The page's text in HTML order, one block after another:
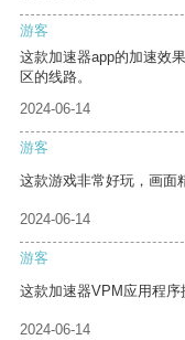
游客
这款加速器app的加速效
区的线路。
2024-06-14
游客
这款游戏非常好玩，画面
2024-06-14
游客
这款加速器VPM应用程序
2024-06-14